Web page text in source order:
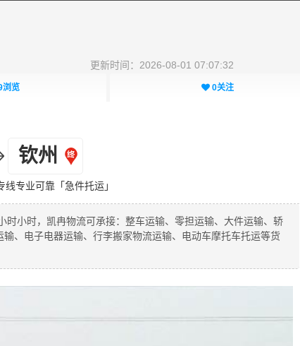
更新时间：2026-08-01 07:07:32
浏览 0关注
钦州
专业可靠「急件托运」
小时，凯冉物流可承接：整车运输、零担运输、大件运输、轿
、电子电器运输、行李搬家物流运输、电动车摩托车托运等货